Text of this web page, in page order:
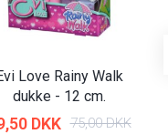
Love Rainy Walk
dukke - 12 cm.
DKK 75,00 DKK